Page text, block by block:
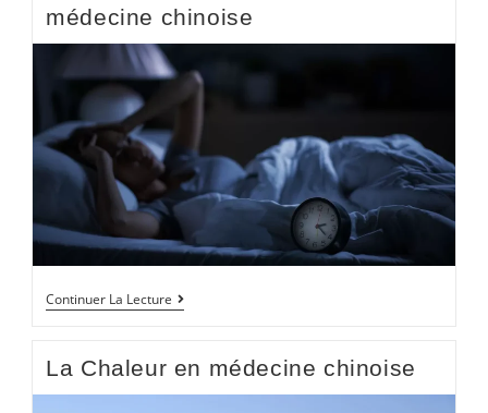
médecine chinoise
Continuer La Lecture
La Chaleur en médecine chinoise